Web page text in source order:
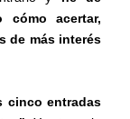
acertar,
de más interés
cinco entradas